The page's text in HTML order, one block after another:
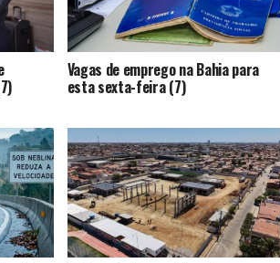
Vagas de emprego na Bahia para
esta sexta-feira (7)